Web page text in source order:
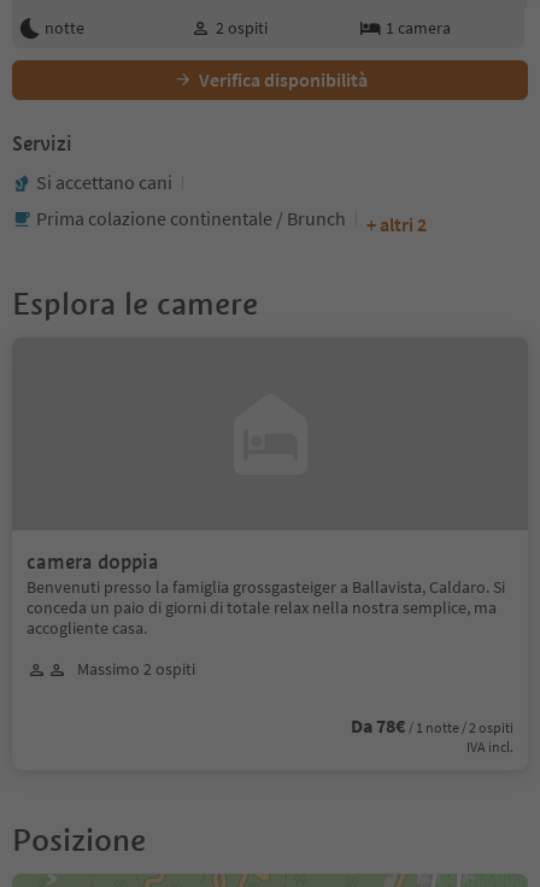
notte
2 ospiti 1 camera
Verifica disponibilità
Servizi
Si accettano cani
Prima colazione continentale / Brunch
+ altri 2
Esplora le camere
camera doppia
Benvenuti presso la famiglia grossgasteiger a Ballavista, Caldaro. Si
conceda un paio di giorni di totale relax nella nostra semplice, ma
accogliente casa.
Massimo 2 ospiti
Da 78€ / 1 notte / 2 ospiti
IVA incl.
Posizione